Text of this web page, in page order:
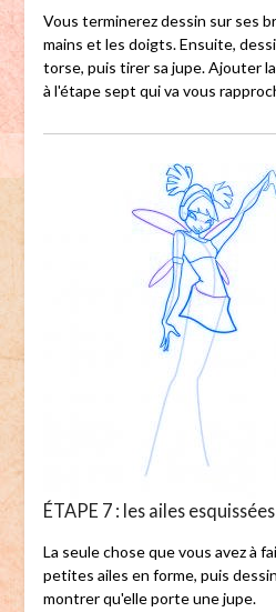
Vous terminerez dessin sur ses
mains et les doigts. Ensuite,
torse, puis tirer sa jupe. Ajouter
à l'étape sept qui va vous
ÉTAPE 7 : les ailes esquissées
La seule chose que vous avez à
petites ailes en forme, puis
montrer qu'elle porte une jupe.